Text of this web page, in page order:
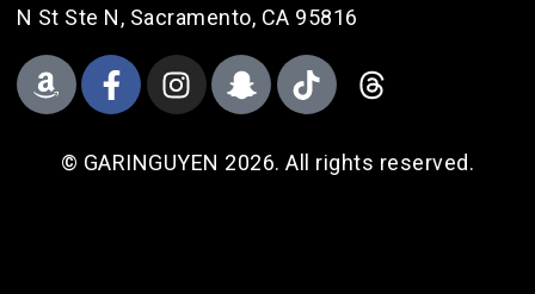
N St Ste N, Sacramento, CA 95816
© GARINGUYEN 2026. All rights reserved.